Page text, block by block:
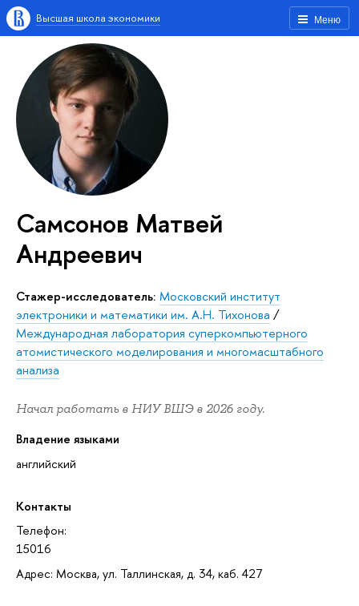
Меню
Высшая школа экономики
Самсонов Матвей
Андреевич
Стажер-исследователь: Московский институт
электроники и математики им. А.Н. Тихонова /
Международная лаборатория суперкомпьютерного
атомистического моделирования и многомасштабного
анализа
Начал работать в НИУ ВШЭ в 2026 году.
Владение языками
английский
Контакты
Телефон:
15016
Адрес: Москва, ул. Таллинская, д. 34, каб. 427